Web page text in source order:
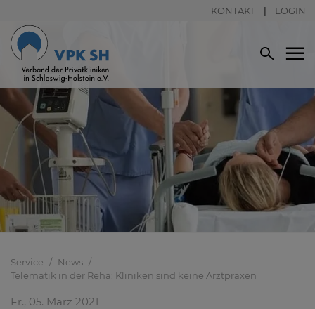
KONTAKT LOGIN
Service
News
Telematik in der Reha: Kliniken sind keine Arztpraxen
Fr., 05. März 2021